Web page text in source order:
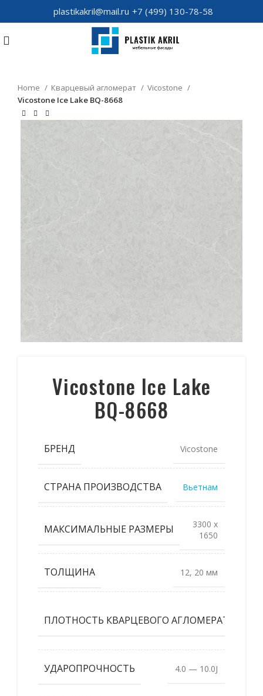
plastikakril@mail.ru +7 (499) 130-78-58
Home Кварцевый агломерат
Vicostone
Vicostone Ice Lake BQ-8668
Vicostone Ice Lake
BQ-8668
БРЕНД Vicostone
СТРАНА ПРОИЗВОДСТВА Вьетнам
МАКСИМАЛЬНЫЕ РАЗМЕРЫ
3300 x
1650
ТОЛЩИНА 12, 20 мм
ПЛОТНОСТЬ КВАРЦЕВОГО АГЛОМЕРАТА
УДАРОПРОЧНОСТЬ 4.0 — 10.0J